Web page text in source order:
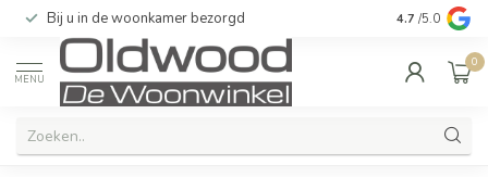
Bij u in de woonkamer bezorgd Kwaliteit &
4.7 /5.0
MENU
0